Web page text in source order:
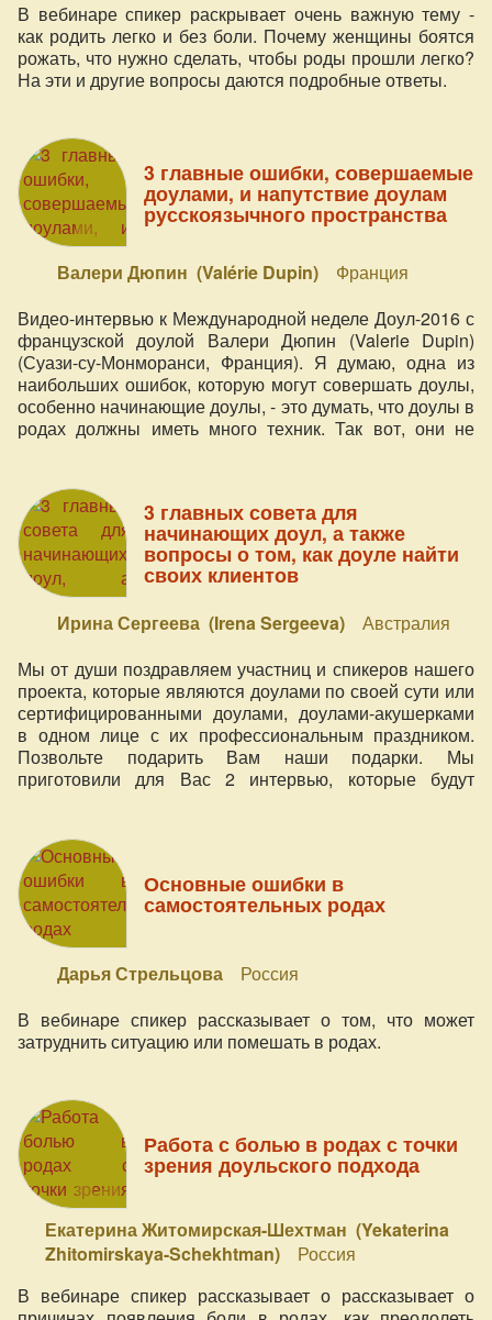
В вебинаре спикер раскрывает очень важную тему -
как родить легко и без боли. Почему женщины боятся
рожать, что нужно сделать, чтобы роды прошли легко?
На эти и другие вопросы даются подробные ответы.
3 главные ошибки, совершаемые
доулами, и напутствие доулам
русскоязычного пространства
Валери Дюпин (Valérie Dupin)
Франция
Видео-интервью к Международной неделе Доул-2016 с
французской доулой Валери Дюпин (Valerie Dupin)
(Суази-су-Монморанси, Франция). Я думаю, одна из
наибольших ошибок, которую могут совершать доулы,
особенно начинающие доулы, - это думать, что доулы в
родах должны иметь много техник. Так вот, они не
Это мешает её самовыражению.
3 главных совета для
начинающих доул, а также
вопросы о том, как доуле найти
своих клиентов
Ирина Сергеева (Irena Sergeeva)
Австралия
Мы от души поздравляем участниц и спикеров нашего
проекта, которые являются доулами по своей сути или
сертифицированными доулами, доулами-акушерками
в одном лице с их профессиональным праздником.
Позвольте подарить Вам наши подарки. Мы
приготовили для Вас 2 интервью, которые будут
(Мельбурн, Австралия) с темой: "3 главных совета для
начинающих доул, а также вопросы о том, как доуле
найти своих клиентов и о том, стоит ли идти в роды ко
всем женщинам"
Основные ошибки в
самостоятельных родах
Дарья Стрельцова
Россия
В вебинаре спикер рассказывает о том, что может
затруднить ситуацию или помешать в родах.
Работа с болью в родах с точки
зрения доульского подхода
Екатерина Житомирская-Шехтман (Yekaterina
Zhitomirskaya-Schekhtman)
Россия
В вебинаре спикер рассказывает о рассказывает о